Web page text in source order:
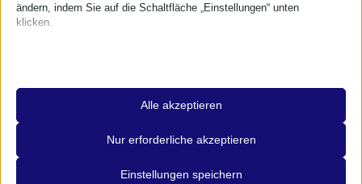
WP Meetup Berlin
WP Meetup Bonn
WP Meetup Bremen
WP Meetup Dresden
ändern, indem Sie auf die Schaltfläche „Einstellungen“ unten
klicken.
Essenzielle Cookies und Dienste ermöglichen grundlegende
Funktionen und sind für das ordnungsgemäße Funktionieren der
Zustimmung des Nutzers gemäß der DSGVO.
Alle akzeptieren
Nur erforderliche akzeptieren
Einstellungen speichern